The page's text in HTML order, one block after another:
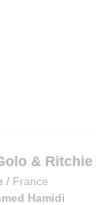
& Ritchie
/ France
Hamidi